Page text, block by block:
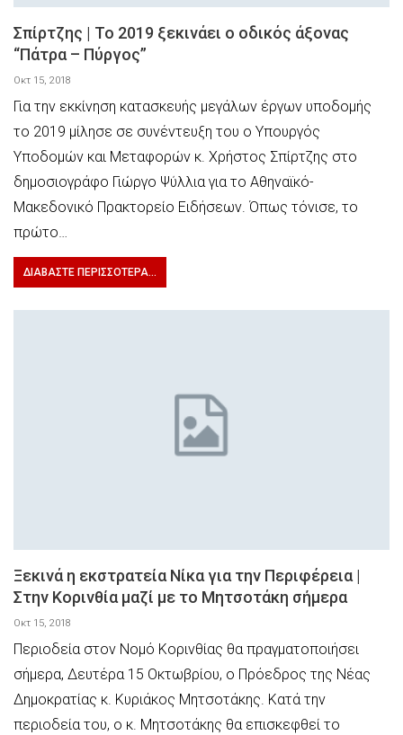
Σπίρτζης | Το 2019 ξεκινάει ο οδικός άξονας
“Πάτρα – Πύργος”
Οκτ 15, 2018
Για την εκκίνηση κατασκευής μεγάλων έργων υποδομής
το 2019 μίλησε σε συνέντευξη του ο Υπουργός
Υποδομών και Μεταφορών κ. Χρήστος Σπίρτζης στο
δημοσιογράφο Γιώργο Ψύλλια για το Αθηναϊκό-
Μακεδονικό Πρακτορείο Ειδήσεων. Όπως τόνισε, το
πρώτο…
ΔΙΑΒΆΣΤΕ ΠΕΡΙΣΣΌΤΕΡΑ...
Ξεκινά η εκστρατεία Νίκα για την Περιφέρεια |
Στην Κορινθία μαζί με το Μητσοτάκη σήμερα
Οκτ 15, 2018
Περιοδεία στον Νομό Κορινθίας θα πραγματοποιήσει
σήμερα, Δευτέρα 15 Οκτωβρίου, ο Πρόεδρος της Νέας
Δημοκρατίας κ. Κυριάκος Μητσοτάκης. Κατά την
περιοδεία του, ο κ. Μητσοτάκης θα επισκεφθεί το